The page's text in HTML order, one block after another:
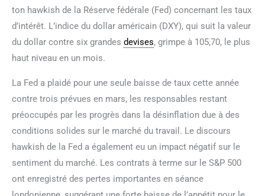
ton hawkish de la Réserve fédérale (Fed) concernant les taux
d’intérêt. L’indice du dollar américain (DXY), qui suit la valeur
du dollar contre six grandes devises, grimpe à 105,70, le plus
haut niveau en un mois.
La Fed a plaidé pour une seule baisse de taux cette année
contre trois prévues en mars, les responsables restant
préoccupés par les progrès dans la désinflation due à des
conditions solides sur le marché du travail. Le discours
hawkish de la Fed a également eu un impact négatif sur le
sentiment du marché. Les contrats à terme sur le S&P 500
ont enregistré des pertes importantes en séance